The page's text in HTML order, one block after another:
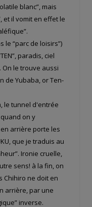
blanc”, mais
et il vomit en effet le
le “parc de loisirs”)
paradis, ciel
le trouve aussi
de Yubaba, or Ten-
le tunnel d'entrée
on y
arrière porte les
que je traduis au
Ironie cruelle,
sens! à la fin, on
Chihiro ne doit en
arrière, par une
inverse.